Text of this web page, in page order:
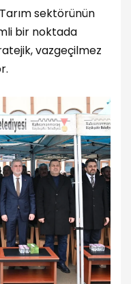
sektörünün
bir noktada
vazgeçilmez